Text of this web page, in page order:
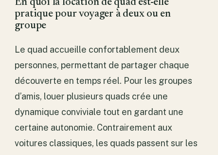
En quoi la location de quad est-elle
pratique pour voyager à deux ou en
groupe
Le quad accueille confortablement deux
personnes, permettant de partager chaque
découverte en temps réel. Pour les groupes
d’amis, louer plusieurs quads crée une
dynamique conviviale tout en gardant une
certaine autonomie. Contrairement aux
voitures classiques, les quads passent sur les